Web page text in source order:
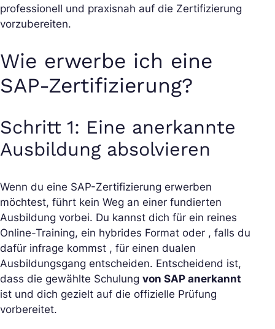
professionell und praxisnah auf die Zertifizierung
vorzubereiten.
Wie erwerbe ich eine
SAP-Zertifizierung?
Schritt 1: Eine anerkannte
Ausbildung absolvieren
Wenn du eine SAP-Zertifizierung erwerben
möchtest, führt kein Weg an einer fundierten
Ausbildung vorbei. Du kannst dich für ein reines
Online-Training, ein hybrides Format oder , falls du
dafür infrage kommst , für einen dualen
Ausbildungsgang entscheiden. Entscheidend ist,
dass die gewählte Schulung von SAP anerkannt
ist und dich gezielt auf die offizielle Prüfung
vorbereitet.